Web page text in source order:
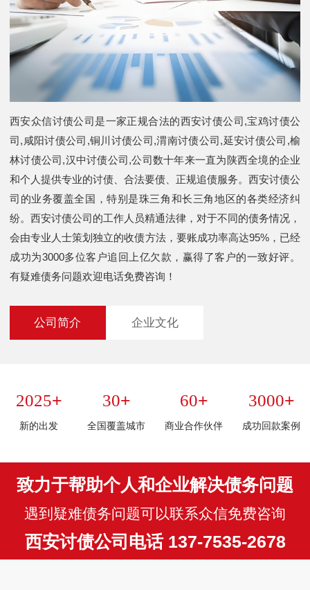
西安众信讨债公司是一家正规合法的西安讨债公司,宝鸡讨债公
司,咸阳讨债公司,铜川讨债公司,渭南讨债公司,延安讨债公司,榆
林讨债公司,汉中讨债公司,公司数十年来一直为陕西全境的企业
和个人提供专业的讨债、合法要债、正规追债服务。西安讨债公
司的业务覆盖全国，特别是珠三角和长三角地区的各类经济纠
纷。西安讨债公司的工作人员精通法律，对于不同的债务情况，
会由专业人士策划独立的收债方法，要账成功率高达95%，已经
成功为3000多位客户追回上亿欠款，赢得了客户的一致好评。
有疑难债务问题欢迎电话免费咨询！
公司简介 企业文化
2025+
新的出发
30+
全国覆盖城市
60+
商业合作伙伴
3000+
成功回款案例
致力于帮助个人和企业解决债务问题
遇到疑难债务问题可以联系众信免费咨询
西安讨债公司电话 137-7535-2678